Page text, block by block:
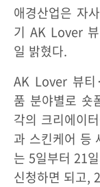
애경산업은 자
기 AK Lover
일 밝혔다.
AK Lover 뷰티
품 분야별로 숏
각의 크리에이
과 스킨케어 등
는 5일부터 21
신청하면 되고,